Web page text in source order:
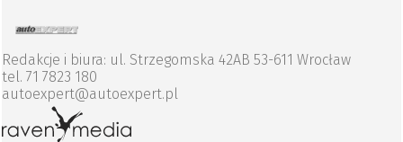
Redakcje i biura: ul. Strzegomska 42AB 53-611 Wrocław
tel. 71 7823 180
autoexpert@autoexpert.pl